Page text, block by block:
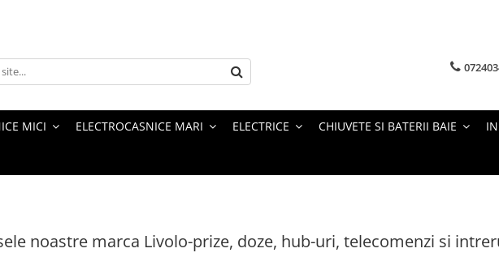
MICI ELECTROCASNICE MARI ELECTRICE CHIUVETE SI BATERII BAIE
noastre marca Livolo-prize, doze, hub-uri, telecomenzi si